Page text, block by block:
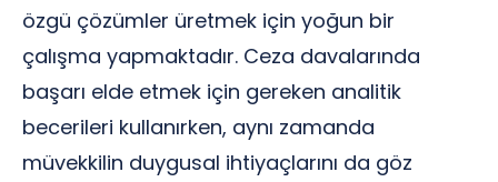
özgü çözümler üretmek için yoğun bir
çalışma yapmaktadır. Ceza davalarında
başarı elde etmek için gereken analitik
becerileri kullanırken, aynı zamanda
müvekkilin duygusal ihtiyaçlarını da göz